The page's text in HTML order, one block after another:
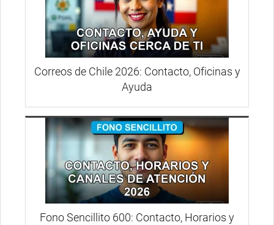
Correos de Chile 2026: Contacto, Oficinas y
Ayuda
Fono Sencillito 600: Contacto, Horarios y